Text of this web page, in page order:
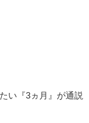
い『3ヵ月』が通説